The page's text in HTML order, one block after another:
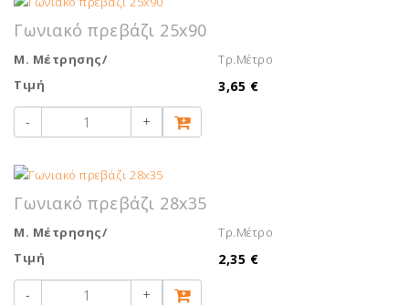
Γωνιακό πρεβάζι 25x90
Μ. Μέτρησης/
Τρ.Μέτρο
Τιμή
3,65 €
- +
Γωνιακό πρεβάζι 28x35
Μ. Μέτρησης/
Τρ.Μέτρο
Τιμή
2,35 €
- +